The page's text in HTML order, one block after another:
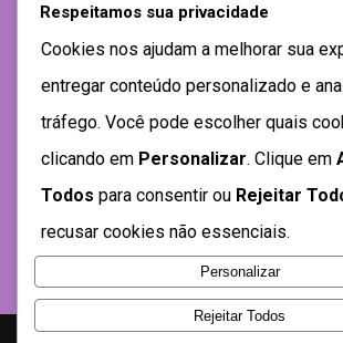
Respeitamos sua privacidade
Cookies nos ajudam a melhorar sua
entregar conteúdo personalizado e
tráfego. Você pode escolher quais
clicando em Personalizar. Clique em
Todos para consentir ou Rejeitar
recusar cookies não essenciais.
Personalizar
Rejeitar Todos